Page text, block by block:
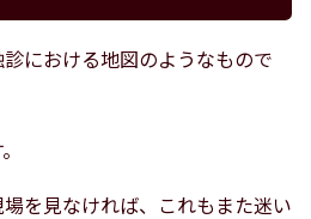
における地図のようなもので
を見なければ、これもまた迷い